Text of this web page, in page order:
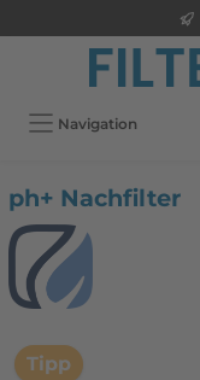
Navigation
ph+ Nachfilter
Tipp